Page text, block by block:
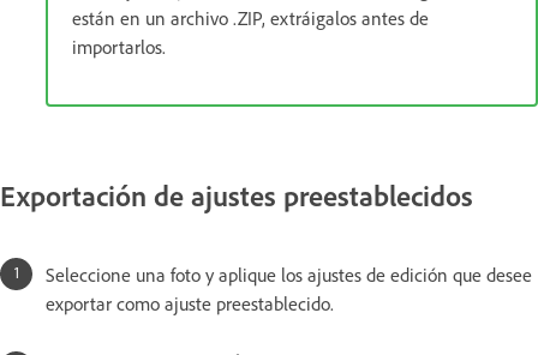
están en un archivo .ZIP, extráigalos antes de
importarlos.
Exportación de ajustes preestablecidos
Seleccione una foto y aplique los ajustes de edición que desee
exportar como ajuste preestablecido.